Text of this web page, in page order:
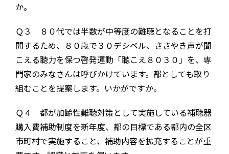
か。
Ｑ３ ８０代では半数が中等度の難聴となることを打
開するため、８０歳で３０デシベル、ささやき声が聞
こえる聴力を保つ啓発運動「聴こえ８０３０」を、専
門家のみなさんは呼びかけています。都としても取り
組むことを提案します。いかがですか。
Ｑ４ 都が加齢性難聴対策として実施している補聴器
購入費補助制度を新年度、都の目標である都内の全区
市町村で実施すること、補助内容を拡充することが重